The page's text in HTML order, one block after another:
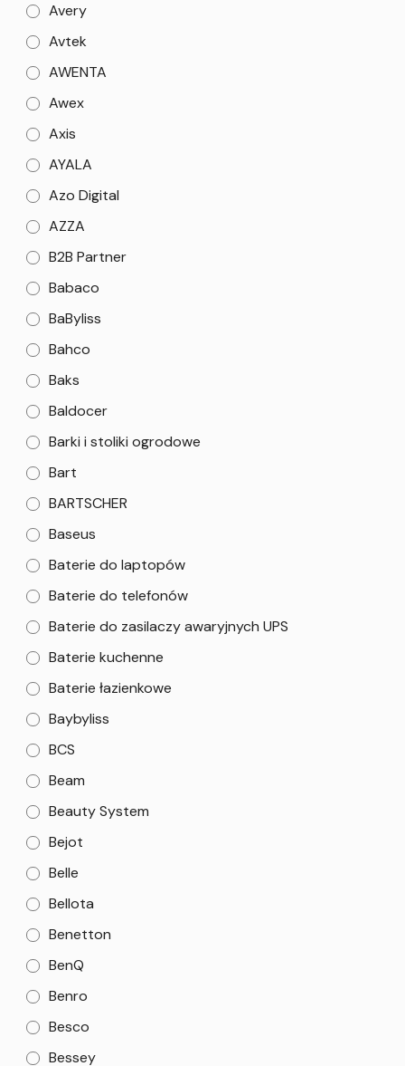
Avery
Avtek
AWENTA
Awex
Axis
AYALA
Azo Digital
AZZA
B2B Partner
Babaco
BaByliss
Bahco
Baks
Baldocer
Barki i stoliki ogrodowe
Bart
BARTSCHER
Baseus
Baterie do laptopów
Baterie do telefonów
Baterie do zasilaczy awaryjnych UPS
Baterie kuchenne
Baterie łazienkowe
Baybyliss
BCS
Beam
Beauty System
Bejot
Belle
Bellota
Benetton
BenQ
Benro
Besco
Bessey